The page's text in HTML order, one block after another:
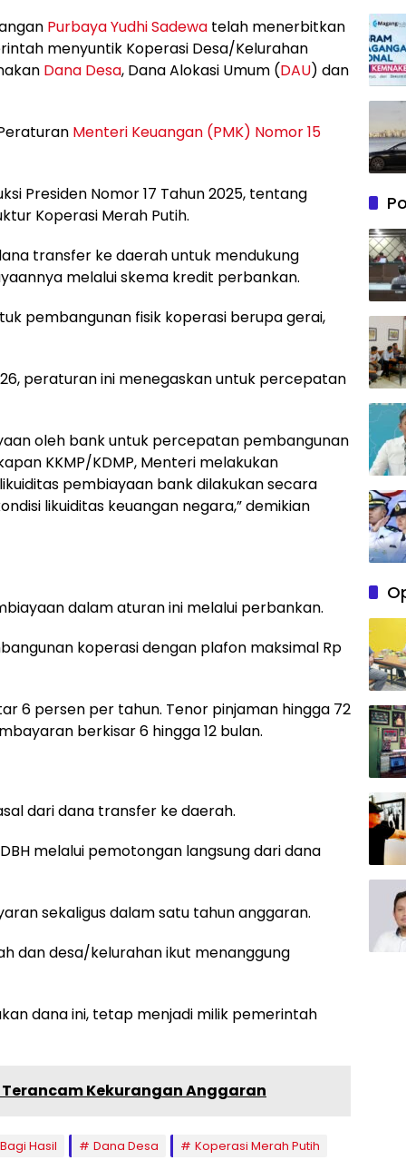
Purbaya Yudhi Sadewa telah menerbitkan
menyuntik Koperasi Desa/Kelurahan
Dana Desa, Dana Alokasi Umum (DAU) dan
Menteri Keuangan (PMK) Nomor 15
Presiden Nomor 17 Tahun 2025, tentang
Koperasi Merah Putih.
transfer ke daerah untuk mendukung
melalui skema kredit perbankan.
pembangunan fisik koperasi berupa gerai,
peraturan ini menegaskan untuk percepatan
oleh bank untuk percepatan pembangunan
KKMP/KDMP, Menteri melakukan
pembiayaan bank dilakukan secara
likuiditas keuangan negara,” demikian
dalam aturan ini melalui perbankan.
koperasi dengan plafon maksimal Rp
6 persen per tahun. Tenor pinjaman hingga 72
berkisar 6 hingga 12 bulan.
dari dana transfer ke daerah.
melalui pemotongan langsung dari dana
sekaligus dalam satu tahun anggaran.
dan desa/kelurahan ikut menanggung
dana ini, tetap menjadi milik pemerintah
Terancam Kekurangan Anggaran
Hasil Dana Desa Koperasi Merah Putih